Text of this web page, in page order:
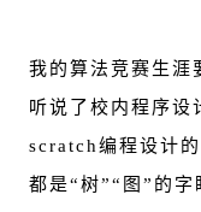
我的算法竞赛生涯
听说了校内程序设
scratch编程设计
都是“树”“图”的